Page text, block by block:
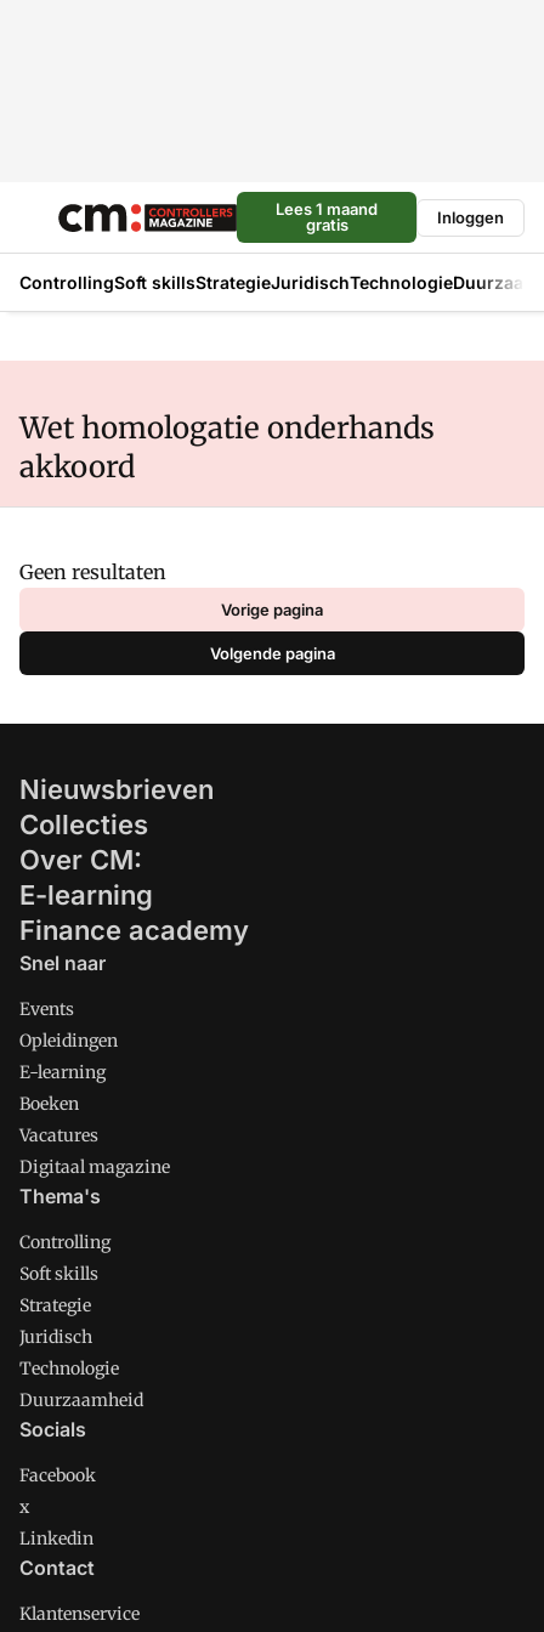
Lees 1 maand
gratis
Inloggen
ControllingSoft skillsStrategieJuridischTechnologie
Wet homologatie onderhands
akkoord
Geen resultaten
Vorige pagina
Volgende pagina
Nieuwsbrieven
Collecties
Over CM:
E-learning
Finance academy
Snel naar
Events
Opleidingen
E-learning
Boeken
Vacatures
Digitaal magazine
Thema's
Controlling
Soft skills
Strategie
Juridisch
Technologie
Duurzaamheid
Socials
Facebook
x
Linkedin
Contact
Klantenservice